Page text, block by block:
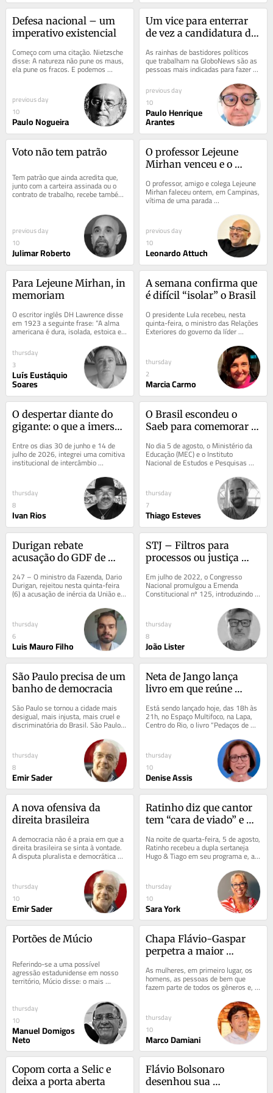
Defesa nacional – um
imperativo existencial
Começo com uma citação. Nietzsche
disse: A natureza não pune os maus,
ela pune os fracos. E podemos
acrescentar: A história também não
previous day
10
Paulo Nogueira
Um vice para enterrar
de vez a candidatura de
As rainhas de bastidores políticos
que trabalham na GloboNews são as
pessoas mais indicadas para fazer
previsões eleitorais — e errar. Mas
este...
previous day
10
Paulo Henrique
Arantes
Voto não tem patrão
Tem patrão que ainda acredita que,
junto com a carteira assinada ou o
contrato de trabalho, recebe também
o direito de administrar a
previous day
10
Julimar Roberto
O professor Lejeune
Mirhan venceu e o
uma realidade
O professor, amigo e colega Lejeune
Mirhan faleceu ontem, em Campinas,
vítima de uma parada
cardiorrespiratória, aos 69 anos. Sua
previous day
10
Leonardo Attuch
Para Lejeune Mirhan, in
memoriam
O escritor inglês DH Lawrence disse
em 1923 a seguinte frase: “A alma
americana é dura, isolada, estoica e
matadora e ainda não derreteu.” O...
thursday
3
Luís Eustáquio
Soares
A semana confirma que
é difícil “isolar” o Brasil
O presidente Lula recebeu, nesta
quinta-feira, o ministro das Relações
Exteriores do governo da líder
mexicana Claudia Scheinbaum,
thursday
2
Marcia Carmo
O despertar diante do
gigante: o que a imersão
sobre soberania,
planejamento e o
preconceito orientalista
ocidental
Entre os dias 30 de junho e 14 de
julho de 2026, integrei uma comitiva
institucional de intercâmbio
thursday
8
Ivan Rios
O Brasil escondeu o
Saeb para comemorar o
No dia 5 de agosto, o Ministério da
Educação (MEC) e o Instituto
Nacional de Estudos e Pesquisas
Educacionais Anísio Teixeira (Inep)
thursday
7
Thiago Esteves
Durigan rebate
acusação do GDF de
sobre o BRB
247 – O ministro da Fazenda, Dario
Durigan, rejeitou nesta quinta-feira
(6) a acusação de inércia da União e
do Fundo Garantidor de Créditos...
thursday
6
Luis Mauro Filho
STJ – Filtros para
processos ou justiça
Em julho de 2022, o Congresso
Nacional promulgou a Emenda
Constitucional nº 125, introduzindo
no artigo 105 da Constituição o
thursday
8
João Lister
São Paulo precisa de um
banho de democracia
São Paulo se tornou a cidade mais
desigual, mais injusta, mais cruel e
discriminatória do Brasil. São Paulo
thursday
8
Emir Sader
Neta de Jango lança
livro em que reúne
sentimentos da mãe,
Denize Goulart
Está sendo lançado hoje, das 18h às
21h, no Espaço Multifoco, na Lapa,
Centro do Rio, o livro “Pedaços de
Mim”, de Isabela Goulart, neta do...
thursday
10
Denise Assis
A nova ofensiva da
direita brasileira
A democracia não é a praia em que a
direita brasileira se sinta à vontade.
A disputa pluralista e democrática
não lhe convém. Porque a direita...
thursday
10
Emir Sader
Ratinho diz que cantor
tem “cara de viado” e
sustenta seu programa
há 30 anos
Na noite de quarta-feira, 5 de agosto,
Ratinho recebeu a dupla sertaneja
Hugo & Tiago em seu programa e, ao
notar que Tiago Piquilo havia...
thursday
10
Sara York
Portões de Múcio
Referindo-se a uma possível
agressão estadunidense em nosso
território, Múcio disse: o mais
sensato seria “abrir os portões”,
thursday
10
Manuel Domigos
Neto
Chapa Flávio-Gaspar
perpetra a maior
à sociedade civilizada
da história das eleições
As mulheres, em primeiro lugar, os
homens, as pessoas de bem que
fazem parte de todos os gêneros e,
ainda, os vulneráveis e menores de
thursday
10
Marco Damiani
Copom corta a Selic e
deixa a porta aberta
Flávio Bolsonaro
desenhou sua